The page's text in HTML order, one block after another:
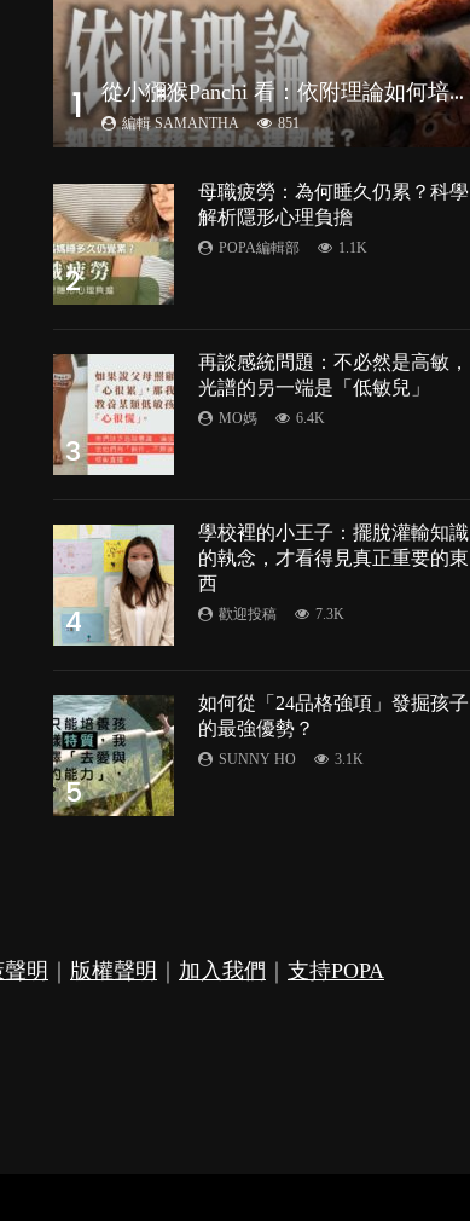
1 從
小獼猴Panchi 看：依附理論如何培養孩子心理韌性？
編輯 SAMANTHA 851
2
母職疲勞：為何睡久仍累？科學
解析隱形心理負擔
POPA編輯部 1.1K
3
再談感統問題：不必然是高敏，
光譜的另一端是「低敏兒」
MO媽 6.4K
4
學校裡的小王子：擺脫灌輸知識
的執念，才看得見真正重要的東
西
歡迎投稿 7.3K
5
如何從「24品格強項」發掘孩子
的最強優勢？
SUNNY HO 3.1K
明 ｜ 版權聲明 ｜ 加入我們 ｜ 支持POPA